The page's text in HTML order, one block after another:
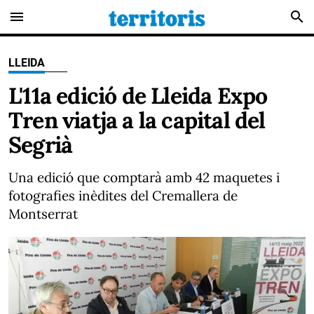
menu search
LLEIDA
L'11a edició de Lleida Expo
Tren viatja a la capital del
Segrià
Una edició que comptarà amb 42 maquetes i
fotografies inèdites del Cremallera de
Montserrat